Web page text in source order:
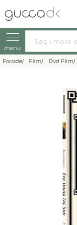
menu
Forside Film Dvd Film